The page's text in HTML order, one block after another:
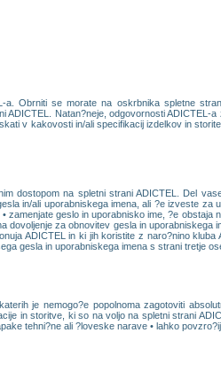
Obrniti se morate na oskrbnika spletne
Natan?neje, odgovornosti ADICTEL-
v kakovosti in/ali specifikacij izdelkov in
dostopom na spletni strani ADICTEL. Del
in/ali uporabniskega imena, ali ?e izveste za
geslo in uporabnisko ime, ?e obstaja
za obnovitev gesla in uporabniskega
ADICTEL in ki jih koristite z naro?nino kluba
gesla in uporabniskega imena s strani tretje
je nemogo?e popolnoma zagotoviti
in storitve, ki so na voljo na spletni strani
tehni?ne ali ?loveske narave • lahko